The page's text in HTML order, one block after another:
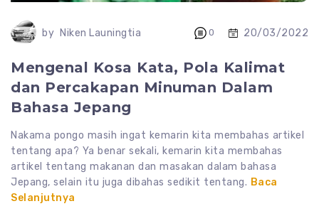
by Niken Launingtia 0 20/03/2022
Mengenal Kosa Kata, Pola Kalimat
dan Percakapan Minuman Dalam
Bahasa Jepang
Nakama pongo masih ingat kemarin kita membahas artikel
tentang apa? Ya benar sekali, kemarin kita membahas
artikel tentang makanan dan masakan dalam bahasa
Jepang, selain itu juga dibahas sedikit tentang. Baca
Selanjutnya